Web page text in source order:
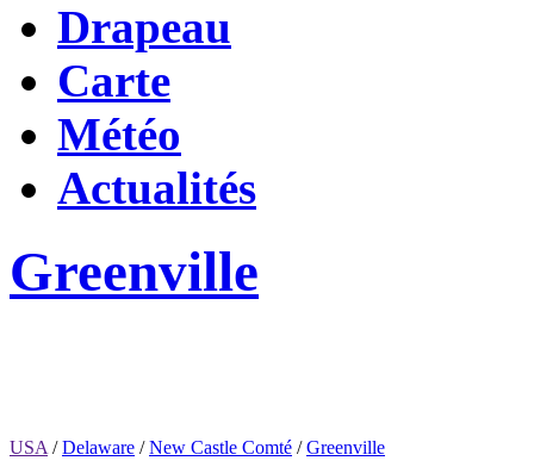
Drapeau
Carte
Météo
Actualités
Greenville
USA /Delaware /New Castle Comté /Greenville